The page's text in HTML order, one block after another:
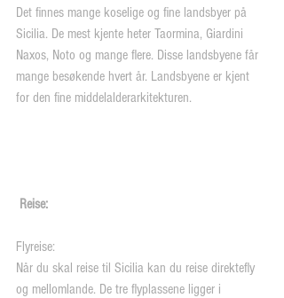
Det finnes mange koselige og fine landsbyer på
Sicilia. De mest kjente heter Taormina, Giardini
Naxos, Noto og mange flere. Disse landsbyene får
mange besøkende hvert år. Landsbyene er kjent
for den fine middelalderarkitekturen.
Reise:
Flyreise:
Når du skal reise til Sicilia kan du reise direktefly
og mellomlande. De tre flyplassene ligger i